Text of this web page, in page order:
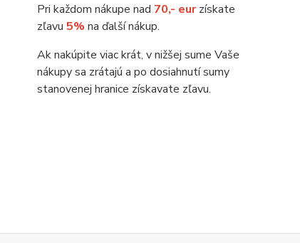
Pri každom nákupe nad 70,- eurzískate
zľavu 5% na ďalší nákup.
Ak nakúpite viac krát, v nižšej sume Vaše
nákupy sa zrátajú a po dosiahnutí sumy
stanovenej hranice získavate zľavu.